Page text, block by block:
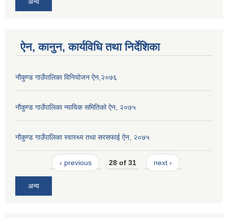
ऐन, कानुन, कार्यविधि तथा निर्देशिका
नौकुण्ड गाउँपालिका विनियोजन ऐन,२०७६
नौकुण्ड गाउँपालिका न्यायिक समितिको ऐन, २०७५
नौकुण्ड गाउँपालिका स्वास्थ्य तथा सरसफाई ऐन, २०७५
‹ previous 28 of 31 next ›
अन्य